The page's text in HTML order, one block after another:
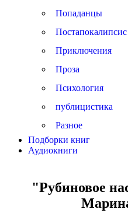
Попаданцы
Постапокалипсис
Приключения
Проза
Психология
публицистика
Разное
Подборки книг
Аудиокниги
"Рубиновое